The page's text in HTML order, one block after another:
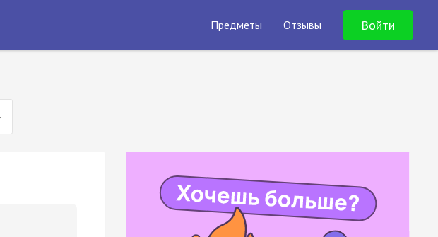
Предметы Отзывы Войти